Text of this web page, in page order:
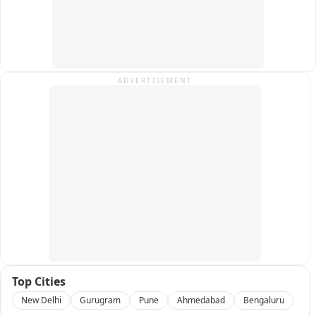
ADVERTISEMENT
Top Cities
New Delhi Gurugram Pune Ahmedabad Bengaluru